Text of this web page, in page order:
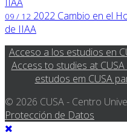
09 / 12 2022 Cambio en el
de IIAA
Acceso a los estudios en
Access to studies at
estudos em CUSA
© 2026 CUSA - Centro
Protección de Datos